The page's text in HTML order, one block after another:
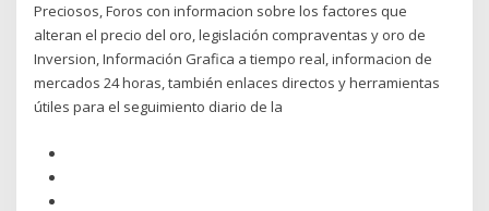
Preciosos, Foros con informacion sobre los factores que
alteran el precio del oro, legislación compraventas y oro de
Inversion, Información Grafica a tiempo real, informacion de
mercados 24 horas, también enlaces directos y herramientas
útiles para el seguimiento diario de la